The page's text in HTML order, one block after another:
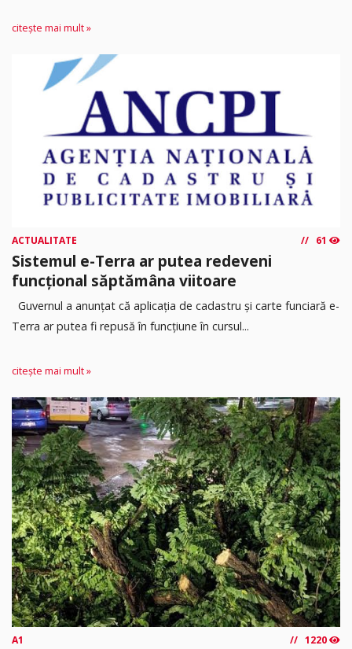
citește mai mult »
ACTUALITATE 61
Sistemul e-Terra ar putea redeveni
funcțional săptămâna viitoare
Guvernul a anunțat că aplicația de cadastru și carte funciară e-
Terra ar putea fi repusă în funcțiune în cursul...
citește mai mult »
A1 1220